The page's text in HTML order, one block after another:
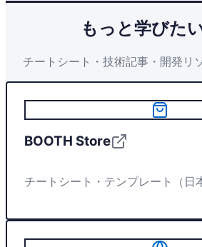
もっと学びた
チートシート・技術記事・開発リ
BOOTH Store
チートシート・テンプレート（日